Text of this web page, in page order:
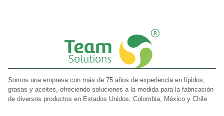
Somos una empresa con más de 75 años de experiencia en lípidos,
grasas y aceites, ofreciendo soluciones a la medida para la fabricación
de diversos productos en Estados Unidos, Colombia, México y Chile.